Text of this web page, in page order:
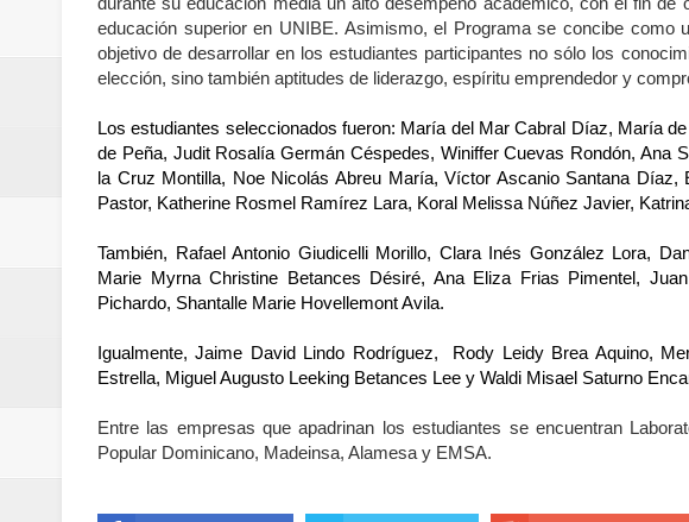
Euromoney reconoce a Banreservas como Mejor
Santo Domingo 2026 revela la Ceremonia
mundial
Juan Luis Guerra se acompaña del coro “Más que
Oscar Abreu cuestiona la interrupción del Premio
Pavel Núñez y su Bipolarband deslumbran con
Banreservas y Banco Popular abordan retos y
durante su educación media un alto desempeño académico, con el fin
educación superior en UNIBE. Asimismo, el Programa se concibe como
objetivo de desarrollar en los estudiantes participantes no sólo los
elección, sino también aptitudes de liderazgo, espíritu emprendedor y
Los estudiantes seleccionados fueron: María del Mar Cabral Díaz, María
de Peña, Judit Rosalía Germán Céspedes, Winiffer Cuevas Rondón, Ana
la Cruz Montilla, Noe Nicolás Abreu María, Víctor Ascanio Santana
Pastor, Katherine Rosmel Ramírez Lara, Koral Melissa Núñez Javier,
También, Rafael Antonio Giudicelli Morillo, Clara Inés González Lora,
Marie Myrna Christine Betances Désiré, Ana Eliza Frias Pimentel,
Pichardo, Shantalle Marie Hovellemont Avila.
Igualmente, Jaime David Lindo Rodríguez, Rody Leidy Brea Aquino,
Estrella, Miguel Augusto Leeking Betances Lee y Waldi Misael Saturno
Entre las empresas que apadrinan los estudiantes se encuentran
Popular Dominicano, Madeinsa, Alamesa y EMSA.